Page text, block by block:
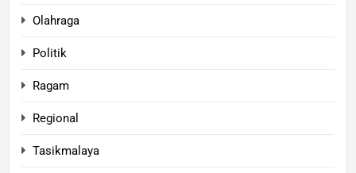
Olahraga
Politik
Ragam
Regional
Tasikmalaya